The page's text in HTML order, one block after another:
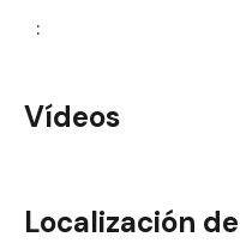
:
Vídeos
Localización